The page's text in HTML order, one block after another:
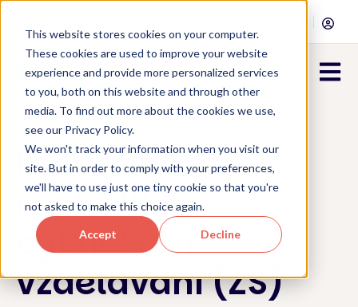
This website stores cookies on your computer.
These cookies are used to improve your website
experience and provide more personalized services
to you, both on this website and through other
media. To find out more about the cookies we use,
see our Privacy Policy.
We won't track your information when you visit our
site. But in order to comply with your preferences,
we'll have to use just one tiny cookie so that you're
not asked to make this choice again.
Accept Decline
Kreatívna
metodika v
cyklickom
vzdelávaní (ZŠ)